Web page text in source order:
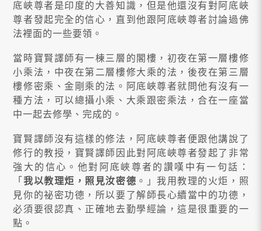
底峽尊者是印度的大善知識，但是他還沒有對阿底峽
尊者發起完全的信心，直到他跟阿底峽尊者討論過佛
法裡面的一些要領。
當時寶賢譯師有一棟三層的閣樓，初夜在第一層樓修
小乘法，中夜在第二層樓修大乘的法，後夜在第三層
樓修密乘、金剛乘的法。阿底峽尊者就問他有沒有一
種方法，可以總攝小乘、大乘跟密乘法，合在一座當
中一起去修學、完成的。
寶賢譯師沒有這樣的修法，阿底峽尊者便跟他講說了
修行的教授，寶賢譯師因此對阿底峽尊者發起了非常
強大的信心。他對阿底峽尊者的讚嘆中有一句話：
「 我以教理炬，照見汝密德 。」我用教理的火炬，照
見你的祕密功德，所以要了解師長心續當中的功德，
必須要很認真、正確地去勤學經論，這是很重要的一
點。